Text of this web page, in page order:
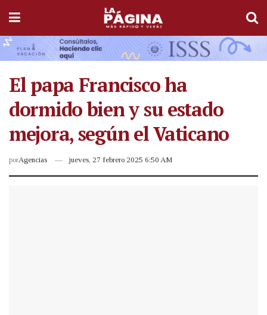
El papa Francisco ha
dormido bien y su estado
mejora, según el Vaticano
porAgencias jueves, 27 febrero 2025 6:50 AM